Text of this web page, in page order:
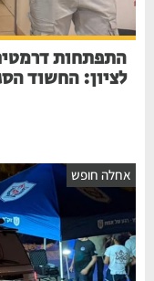
התפתחות דרמטית
לציון: החשוד
חופש